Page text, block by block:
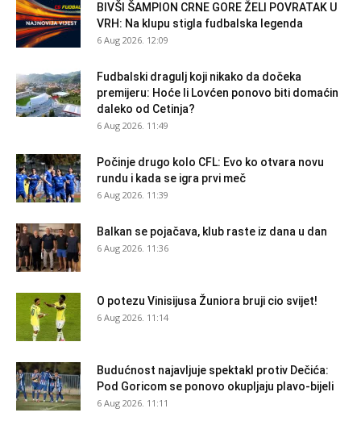
BIVŠI ŠAMPION CRNE GORE ŽELI POVRATAK U
VRH: Na klupu stigla fudbalska legenda
6 Aug 2026. 12:09
Fudbalski dragulj koji nikako da dočeka
premijeru: Hoće li Lovćen ponovo biti domaćin
daleko od Cetinja?
6 Aug 2026. 11:49
Počinje drugo kolo CFL: Evo ko otvara novu
rundu i kada se igra prvi meč
6 Aug 2026. 11:39
Balkan se pojačava, klub raste iz dana u dan
6 Aug 2026. 11:36
O potezu Vinisijusa Žuniora bruji cio svijet!
6 Aug 2026. 11:14
Budućnost najavljuje spektakl protiv Dečića:
Pod Goricom se ponovo okupljaju plavo-bijeli
6 Aug 2026. 11:11